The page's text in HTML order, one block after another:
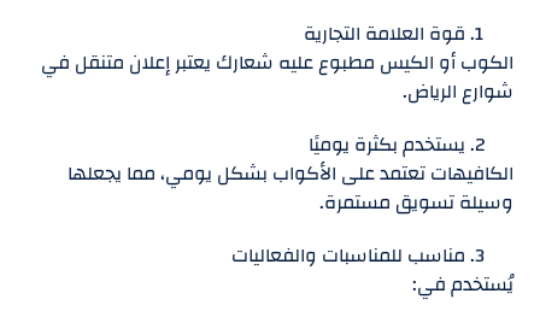
قوة العلامة التجارية
الكوب أو الكيس مطبوع عليه شعارك يعتبر إعلان متنقل في
شوارع الرياض.
يستخدم بكثرة يوميًا
الكافيهات تعتمد على الأكواب بشكل يومي، مما يجعلها
وسيلة تسويق مستمرة.
مناسب للمناسبات والفعاليات
يُستخدم في: